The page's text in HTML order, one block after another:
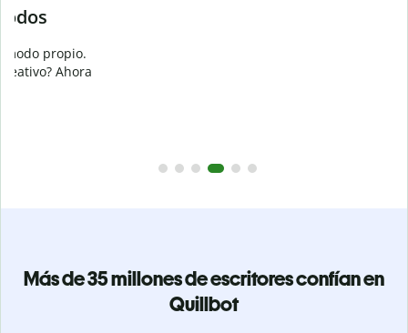
Garantiza textos totalmente originales con el detector de
plagio. Analiza tu trabajo en segundos e identifica citas
Más de 35 millones de escritores confían en
Quillbot